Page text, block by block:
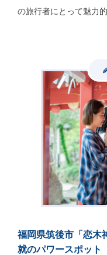
の旅行者にとって魅力
福岡県筑後市「恋木
就のパワースポット